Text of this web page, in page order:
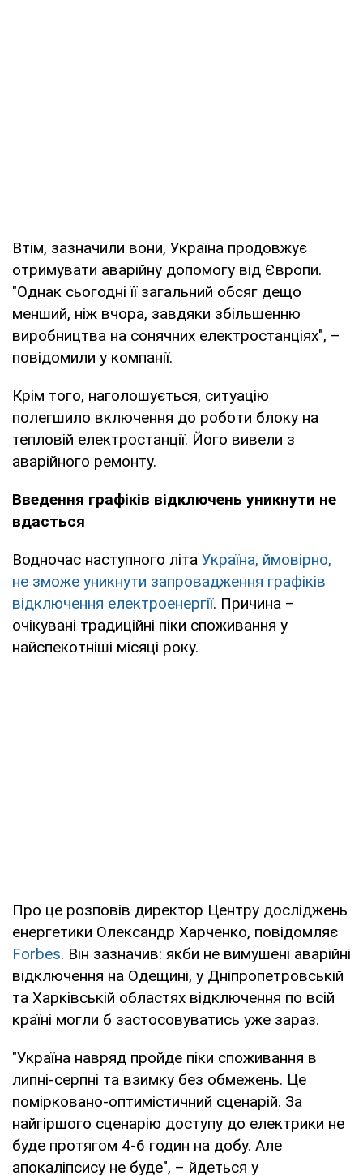
Втім, зазначили вони, Україна продовжує
отримувати аварійну допомогу від Європи.
"Однак сьогодні її загальний обсяг дещо
менший, ніж вчора, завдяки збільшенню
виробництва на сонячних електростанціях", –
повідомили у компанії.
Крім того, наголошується, ситуацію
полегшило включення до роботи блоку на
тепловій електростанції. Його вивели з
аварійного ремонту.
Введення графіків відключень уникнути не
вдасться
Водночас наступного літа Україна, ймовірно,
не зможе уникнути запровадження графіків
відключення електроенергії. Причина –
очікувані традиційні піки споживання у
найспекотніші місяці року.
Про це розповів директор Центру досліджень
енергетики Олександр Харченко, повідомляє
Forbes. Він зазначив: якби не вимушені аварійні
відключення на Одещині, у Дніпропетровській
та Харківській областях відключення по всій
країні могли б застосовуватись уже зараз.
"Україна навряд пройде піки споживання в
липні-серпні та взимку без обмежень. Це
помірковано-оптимістичний сценарій. За
найгіршого сценарію доступу до електрики не
буде протягом 4-6 годин на добу. Але
апокаліпсису не буде", – йдеться у